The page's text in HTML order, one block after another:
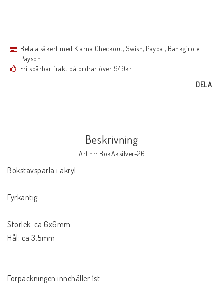
Betala säkert med Klarna Checkout, Swish, Paypal, Bankgiro el
Payson
Fri spårbar frakt på ordrar över 949kr
DELA
Beskrivning
Art.nr: BokAksilver-26
Bokstavspärla i akryl
Fyrkantig
Storlek: ca 6x6mm
Hål: ca 3.5mm
Förpackningen innehåller 1st